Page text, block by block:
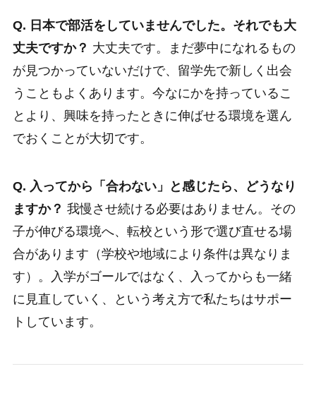
Q. 日本で部活をしていませんでした。それでも大
丈夫ですか？ 大丈夫です。まだ夢中になれるもの
が見つかっていないだけで、留学先で新しく出会
うこともよくあります。今なにかを持っているこ
とより、興味を持ったときに伸ばせる環境を選ん
でおくことが大切です。
Q. 入ってから「合わない」と感じたら、どうなり
ますか？ 我慢させ続ける必要はありません。その
子が伸びる環境へ、転校という形で選び直せる場
合があります（学校や地域により条件は異なりま
す）。入学がゴールではなく、入ってからも一緒
に見直していく、という考え方で私たちはサポー
トしています。